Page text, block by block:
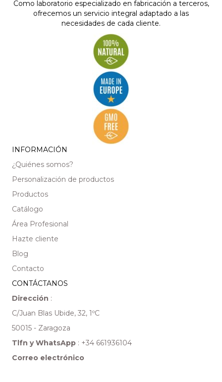
Como laboratorio especializado en fabricación a terceros,
ofrecemos un servicio integral adaptado a las
necesidades de cada cliente.
INFORMACIÓN
¿Quiénes somos?
Personalización de productos
Productos
Catálogo
Área Profesional
Hazte cliente
Blog
Contacto
CONTÁCTANOS
Dirección :
C/Juan Blas Ubide, 32, 1ºC
50015 - Zaragoza
Tlfn y WhatsApp : +34 661936104
Correo electrónico